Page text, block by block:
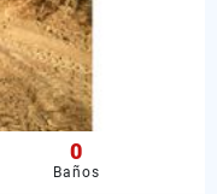
0
Baños